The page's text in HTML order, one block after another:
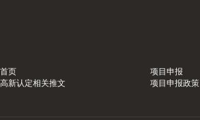
首页 项目申报
高新认定相关推文
项目申报政策